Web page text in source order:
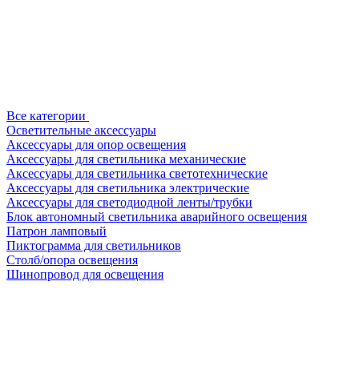
Все категории
Осветительные аксессуары
Аксессуары для опор освещения
Аксессуары для светильника механические
Аксессуары для светильника светотехнические
Аксессуары для светильника электрические
Аксессуары для светодиодной ленты/трубки
Блок автономный светильника аварийного освещения
Патрон ламповый
Пиктограмма для светильников
Столб/опора освещения
Шинопровод для освещения